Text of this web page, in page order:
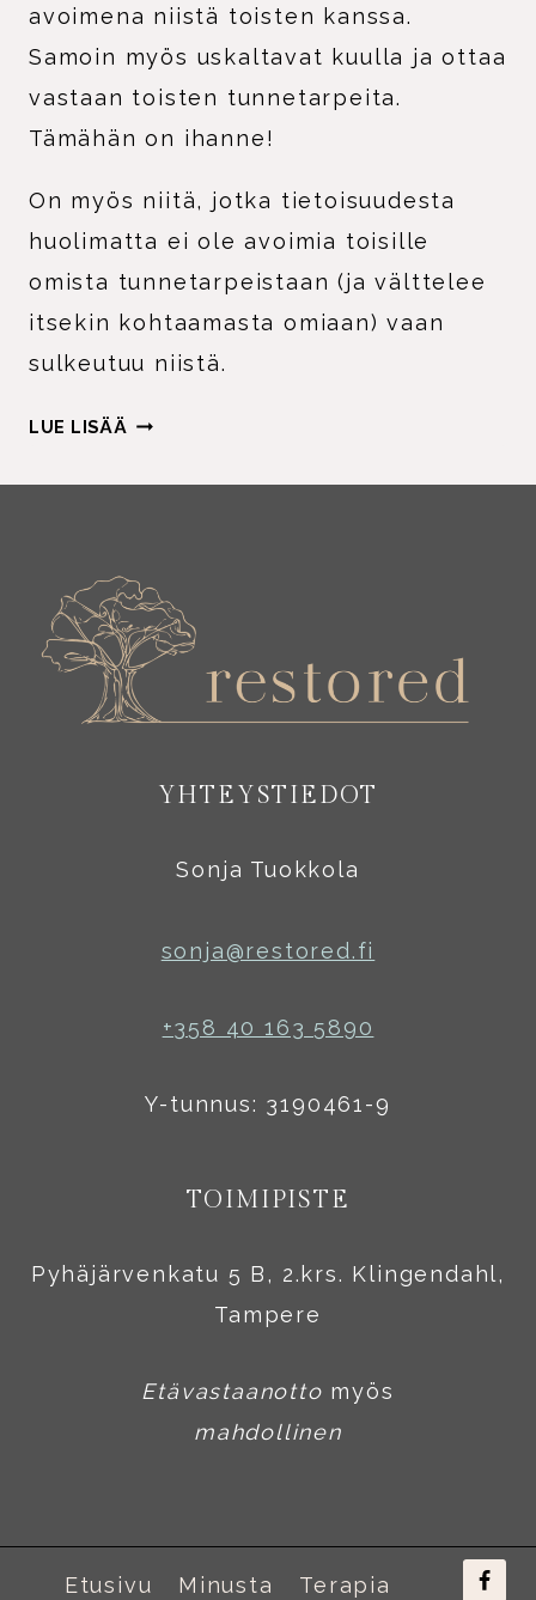
avoimena niistä toisten kanssa.
Samoin myös uskaltavat kuulla ja ottaa
vastaan toisten tunnetarpeita.
Tämähän on ihanne!
On myös niitä, jotka tietoisuudesta
huolimatta ei ole avoimia toisille
omista tunnetarpeistaan (ja välttelee
itsekin kohtaamasta omiaan) vaan
sulkeutuu niistä.
LUE LISÄÄ MITKÄ
TUNNETARPEET?
YHTEYSTIEDOT
Sonja Tuokkola
sonja@restored.fi
+358 40 163 5890
Y-tunnus: 3190461-9
TOIMIPISTE
Pyhäjärvenkatu 5 B, 2.krs. Klingendahl,
Tampere
Etävastaanotto myös
mahdollinen
Etusivu Minusta Terapia